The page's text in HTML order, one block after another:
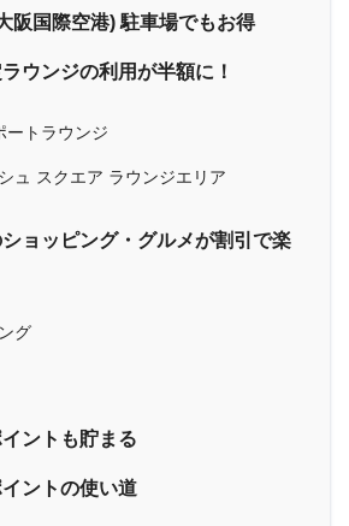
阪国際空港) 駐車場でもお得
ウンジの利用が半額に！
ートラウンジ
ュ スクエア ラウンジエリア
ョッピング・グルメが割引で楽
グ
ントも貯まる
ントの使い道